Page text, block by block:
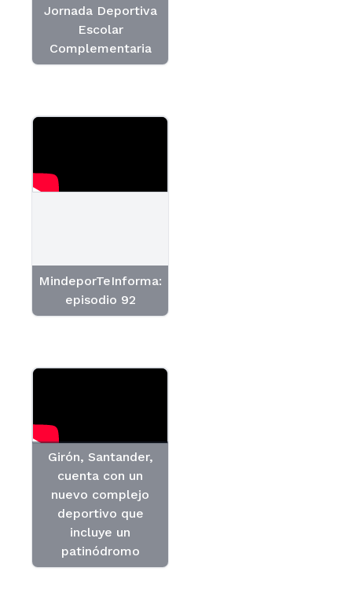
Jornada Deportiva
Escolar
Complementaria
MindeporTeInforma:
episodio 92
Girón, Santander,
cuenta con un
nuevo complejo
deportivo que
incluye un
patinódromo